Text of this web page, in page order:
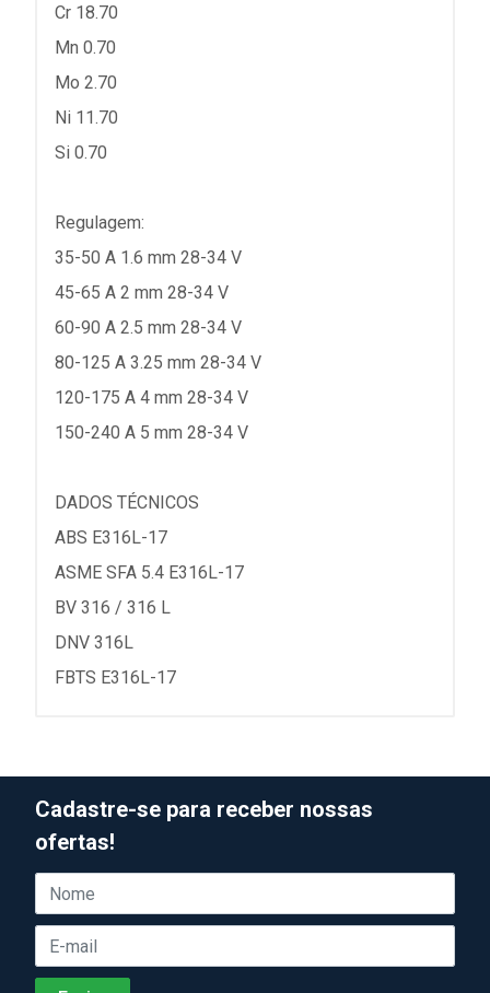
Cr 18.70
Mn 0.70
Mo 2.70
Ni 11.70
Si 0.70
Regulagem:
35-50 A 1.6 mm 28-34 V
45-65 A 2 mm 28-34 V
60-90 A 2.5 mm 28-34 V
80-125 A 3.25 mm 28-34 V
120-175 A 4 mm 28-34 V
150-240 A 5 mm 28-34 V
DADOS TÉCNICOS
ABS E316L-17
ASME SFA 5.4 E316L-17
BV 316 / 316 L
DNV 316L
FBTS E316L-17
Cadastre-se para receber nossas
ofertas!